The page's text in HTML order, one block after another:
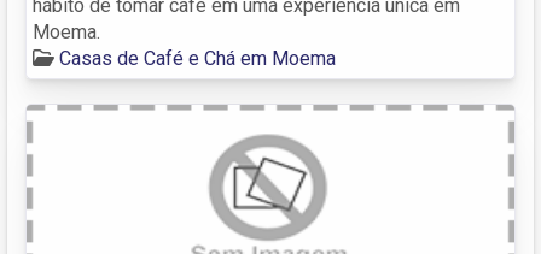
hábito de tomar café em uma experiência única em
Moema.
Casas de Café e Chá em Moema